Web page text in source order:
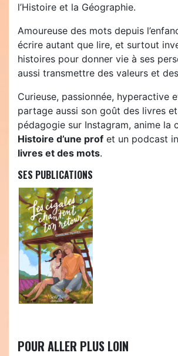
l’Histoire et la Géographie.
Amoureuse des mots depuis
écrire autant que lire, et surtout
histoires pour donner vie à ses
aussi transmettre des valeurs et
Curieuse, passionnée, hyperactive
partage aussi son goût des livres
pédagogie sur Instagram, anime la
Histoire d’une prof et un podcast
livres et des mots.
SES PUBLICATIONS
POUR ALLER PLUS LOIN